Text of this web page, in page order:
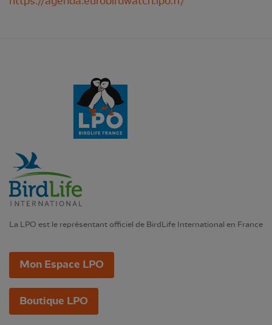
La LPO est le représentant officiel de BirdLife International en France
Mon Espace LPO
Boutique LPO